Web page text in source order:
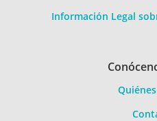
Información Legal